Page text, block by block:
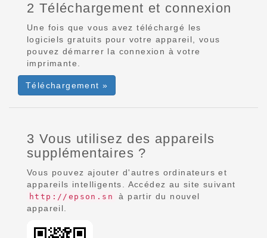
2 Téléchargement et connexion
Une fois que vous avez téléchargé les
logiciels gratuits pour votre appareil, vous
pouvez démarrer la connexion à votre
imprimante.
Téléchargement »
3 Vous utilisez des appareils
supplémentaires ?
Vous pouvez ajouter d'autres ordinateurs et
appareils intelligents. Accédez au site suivant
http://epson.sn
à partir du nouvel
appareil.